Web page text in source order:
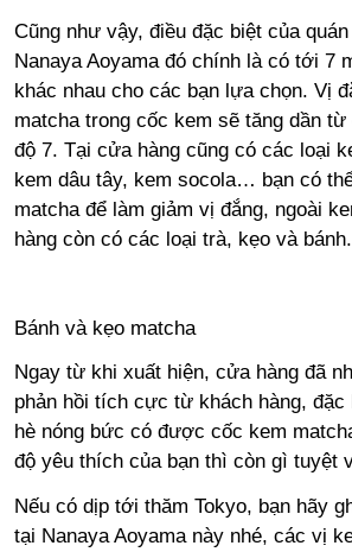
Cũng như vậy, điều đặc biệt của
Nanaya Aoyama đó chính là có tới 7
khác nhau cho các bạn lựa chọn. Vị
matcha trong cốc kem sẽ tăng dần từ
độ 7. Tại cửa hàng cũng có các loại
kem dâu tây, kem socola… bạn có
matcha để làm giảm vị đắng, ngoài
hàng còn có các loại trà, kẹo và bánh.
Bánh và kẹo matcha
Ngay từ khi xuất hiện, cửa hàng đã
phản hồi tích cực từ khách hàng, đặc
hè nóng bức có được cốc kem
độ yêu thích của bạn thì còn gì tuyệt
Nếu có dịp tới thăm Tokyo, bạn hãy
tại Nanaya Aoyama này nhé, các vị